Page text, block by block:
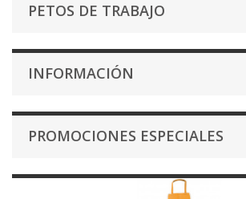
PETOS DE TRABAJO
INFORMACIÓN
PROMOCIONES ESPECIALES